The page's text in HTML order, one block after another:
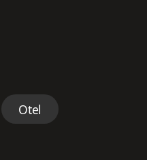
Otel